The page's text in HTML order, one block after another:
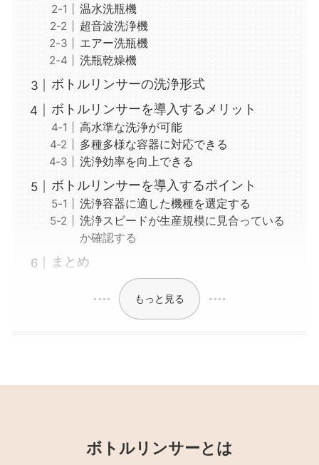
温水洗瓶機
超音波洗浄機
エアー洗瓶機
洗瓶乾燥機
ボトルリンサーの洗浄形式
ボトルリンサーを導入するメリット
高水準な洗浄が可能
多種多様な容器に対応できる
洗浄効率を向上できる
ボトルリンサーを導入するポイント
洗浄容器に適した機種を選定する
洗浄スピードが生産規模に見合っている
か確認する
まとめ
もっと見る
ボトルリンサーとは